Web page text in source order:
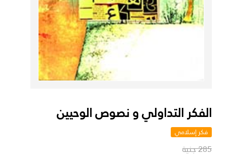
الفكر التداولي و نصوص الوحيين
فكر إسلامي
285 جنية